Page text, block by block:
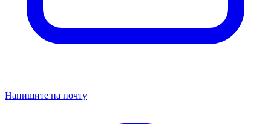
Напишите на почту